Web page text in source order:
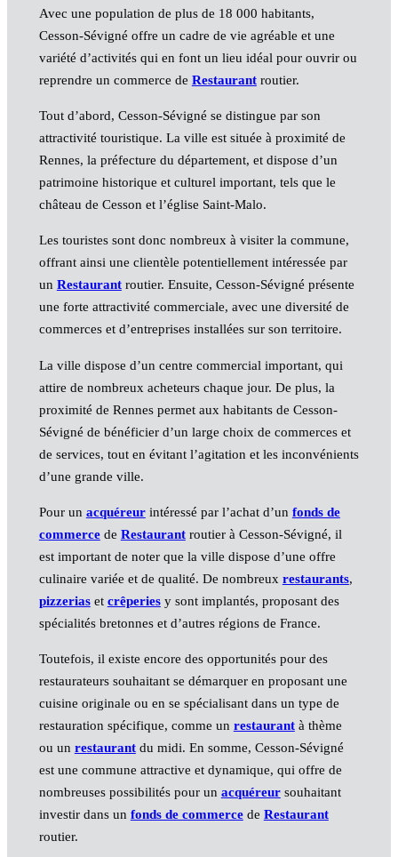
Avec une population de plus de 18 000 habitants,
Cesson-Sévigné offre un cadre de vie agréable et une
variété d’activités qui en font un lieu idéal pour ouvrir ou
reprendre un commerce de Restaurantroutier.
Tout d’abord, Cesson-Sévigné se distingue par son
attractivité touristique. La ville est située à proximité de
Rennes, la préfecture du département, et dispose d’un
patrimoine historique et culturel important, tels que le
château de Cesson et l’église Saint-Malo.
Les touristes sont donc nombreux à visiter la commune,
offrant ainsi une clientèle potentiellement intéressée par
un Restaurantroutier. Ensuite, Cesson-Sévigné présente
une forte attractivité commerciale, avec une diversité de
commerces et d’entreprises installées sur son territoire.
La ville dispose d’un centre commercial important, qui
attire de nombreux acheteurs chaque jour. De plus, la
proximité de Rennes permet aux habitants de Cesson-
Sévigné de bénéficier d’un large choix de commerces et
de services, tout en évitant l’agitation et les inconvénients
d’une grande ville.
Pour un acquéreurintéressé par l’achat d’un fonds de
commercede Restaurantroutier à Cesson-Sévigné, il
est important de noter que la ville dispose d’une offre
culinaire variée et de qualité. De nombreux restaurants,
pizzeriaset crêperiesy sont implantés, proposant des
spécialités bretonnes et d’autres régions de France.
Toutefois, il existe encore des opportunités pour des
restaurateurs souhaitant se démarquer en proposant une
cuisine originale ou en se spécialisant dans un type de
restauration spécifique, comme un restaurantà thème
ou un restaurantdu midi. En somme, Cesson-Sévigné
est une commune attractive et dynamique, qui offre de
nombreuses possibilités pour un acquéreursouhaitant
investir dans un fonds de commercede Restaurant
routier.